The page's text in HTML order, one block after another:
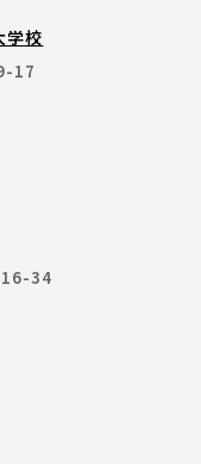
学校
17
16-34